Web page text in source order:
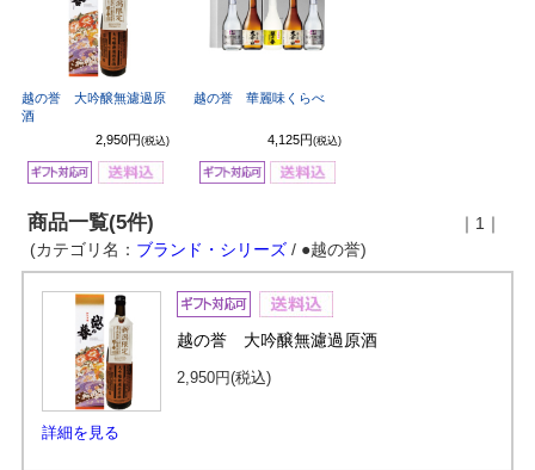
越の誉 大吟醸無濾過原
酒
2,950円 (税込)
越の誉 華麗味くらべ
4,125円 (税込)
商品一覧(5件)
｜1｜
(カテゴリ名： ブランド・シリーズ/ ●越の誉)
詳細を見る
越の誉 大吟醸無濾過原酒
2,950円(税込)